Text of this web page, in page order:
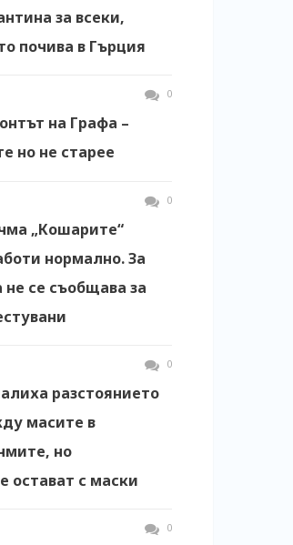
за всеки,
почива в Гърция
0
на Графа –
но не старее
0
„Кошарите“
нормално. За
не се съобщава за
0
разстоянието
масите в
но
остават с маски
0